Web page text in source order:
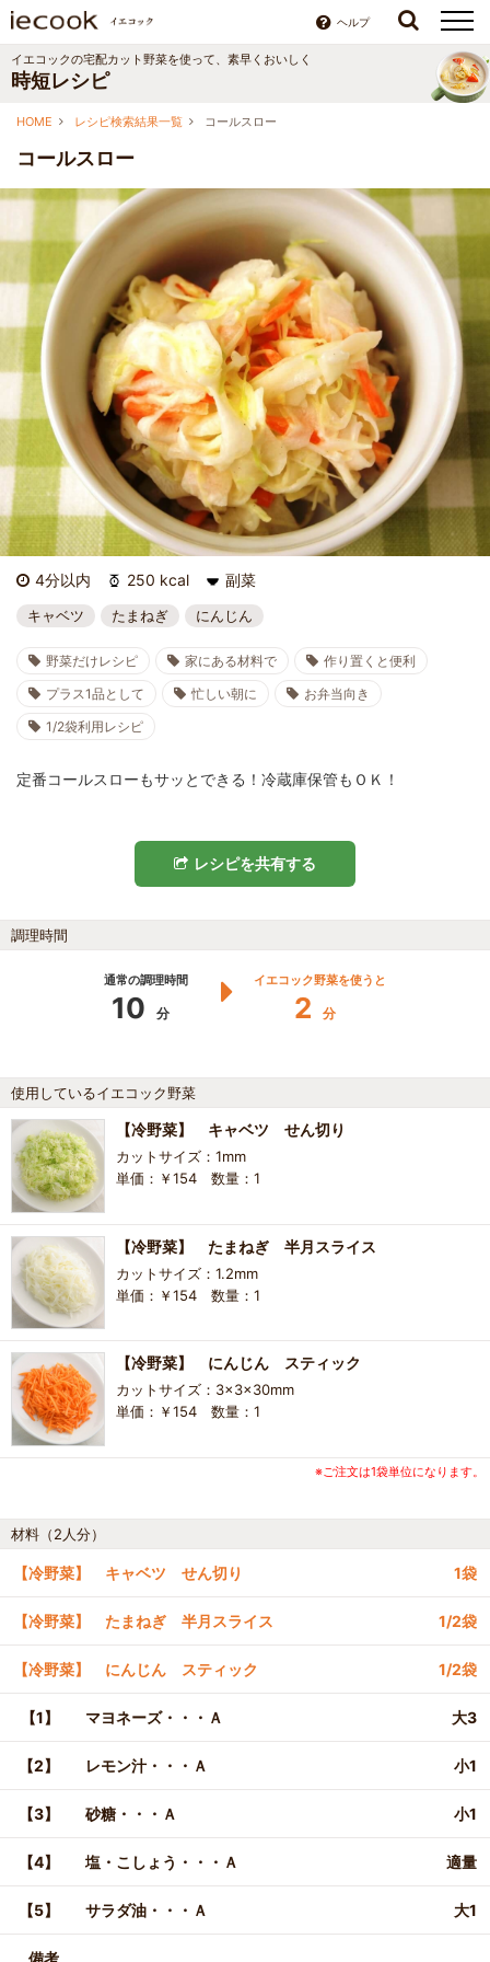
ヘルプ
イエコックの宅配カット野菜を使って、素早くおいしく
時短レシピ
HOME レシピ検索結果一覧 コールスロー
コールスロー
4分以内 250 kcal 副菜
キャベツ たまねぎ にんじん
野菜だけレシピ 家にある材料で
作り置くと便利
プラス1品として
忙しい朝に
お弁当向き
1/2袋利用レシピ
定番コールスローもサッとできる！冷蔵庫保管もＯＫ！
レシピを共有する
調理時間
通常の調理時間
10 分
イエコック野菜を使うと
2 分
使用しているイエコック野菜
【冷野菜】 キャベツ せん切り
カットサイズ：1mm
単価：￥154 数量：1
【冷野菜】 たまねぎ 半月スライス
カットサイズ：1.2mm
単価：￥154 数量：1
【冷野菜】 にんじん スティック
カットサイズ：3×3×30mm
単価：￥154 数量：1
※ご注文は1袋単位になります。
材料（2人分）
【冷野菜】 キャベツ せん切り 1袋
【冷野菜】 たまねぎ 半月スライス 1/2袋
【冷野菜】 にんじん スティック 1/2袋
【1】 マヨネーズ・・・Ａ 大3
【2】 レモン汁・・・Ａ 小1
【3】 砂糖・・・Ａ 小1
【4】 塩・こしょう・・・Ａ 適量
【5】 サラダ油・・・Ａ 大1
備考